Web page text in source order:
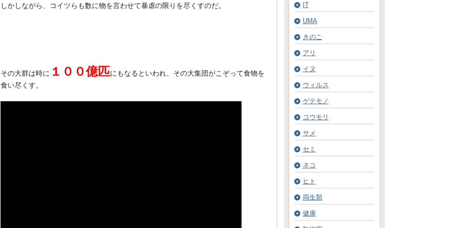
しかしながら、コイツらも数に物を言わせて暴虐の限りを尽くすのだ。
その大群は時に １００億匹にもなるといわれ、その大集団がこぞって食物を
食い尽くす。
IT
UMA
きのこ
アリ
イヌ
ウィルス
ゲテモノ
コウモリ
サメ
セミ
ネコ
ヒト
両生類
健康